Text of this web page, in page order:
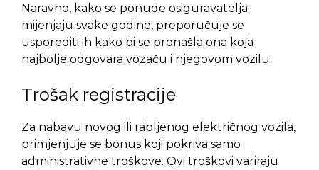
Naravno, kako se ponude osiguravatelja
mijenjaju svake godine, preporučuje se
usporediti ih kako bi se pronašla ona koja
najbolje odgovara vozaču i njegovom vozilu.
Trošak registracije
Za nabavu novog ili rabljenog električnog vozila,
primjenjuje se bonus koji pokriva samo
administrativne troškove. Ovi troškovi variraju